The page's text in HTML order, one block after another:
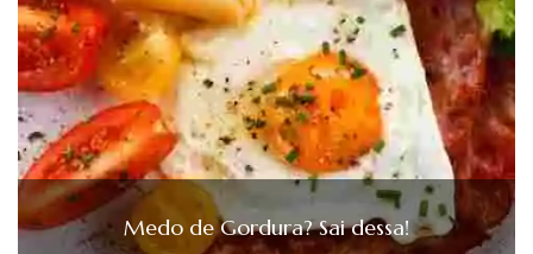
Medo de Gordura? Sai dessa!